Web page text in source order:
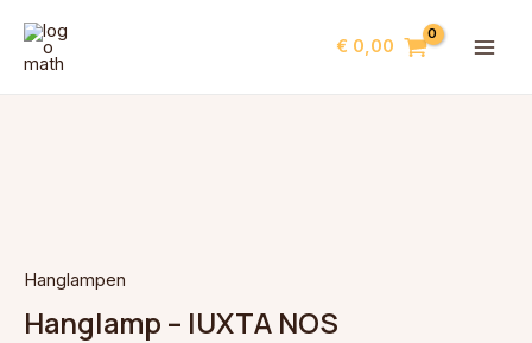
naar
€ 0,00
Hanglampen
Hanglamp – IUXTA NOS